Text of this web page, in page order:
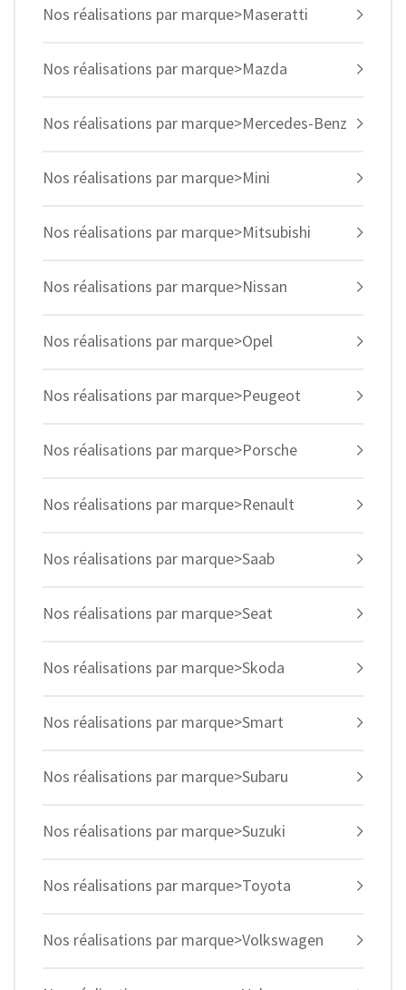
Nos réalisations par marque>Maseratti
Nos réalisations par marque>Mazda
Nos réalisations par marque>Mercedes-Benz
Nos réalisations par marque>Mini
Nos réalisations par marque>Mitsubishi
Nos réalisations par marque>Nissan
Nos réalisations par marque>Opel
Nos réalisations par marque>Peugeot
Nos réalisations par marque>Porsche
Nos réalisations par marque>Renault
Nos réalisations par marque>Saab
Nos réalisations par marque>Seat
Nos réalisations par marque>Skoda
Nos réalisations par marque>Smart
Nos réalisations par marque>Subaru
Nos réalisations par marque>Suzuki
Nos réalisations par marque>Toyota
Nos réalisations par marque>Volkswagen